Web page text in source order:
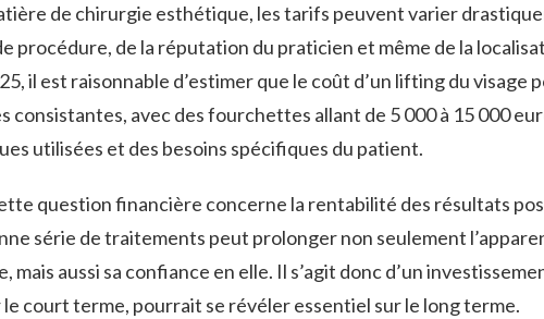
de chirurgie esthétique, les tarifs peuvent varier
procédure, de la réputation du praticien et même de la
il est raisonnable d’estimer que le coût d’un lifting du visage
consistantes, avec des fourchettes allant de 5 000 à 15 000
utilisées et des besoins spécifiques du patient.
question financière concerne la rentabilité des résultats
série de traitements peut prolonger non seulement
mais aussi sa confiance en elle. Il s’agit donc d’un
court terme, pourrait se révéler essentiel sur le long terme.